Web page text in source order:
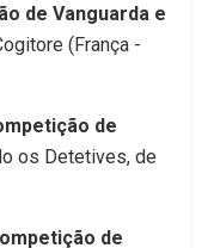
de Vanguarda e
(França -
de
os Detetives, de
de